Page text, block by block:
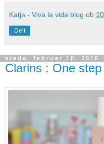
Katja - Viva la vida blog ob
Deli
sreda, februar 18, 2015
Clarins : One